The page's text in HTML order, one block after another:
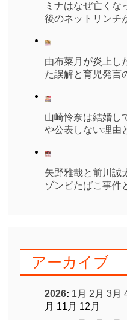
ミナはなぜ亡く
後のネットリンチ
由布菜月が炎上し
た誤解と育児発言
山崎怜奈は結婚し
や公表しない理由
矢野雅哉と前川誠
ゾンビたばこ事件
アーカイブ
2026: 1月 2月 3月
月 11月 12月